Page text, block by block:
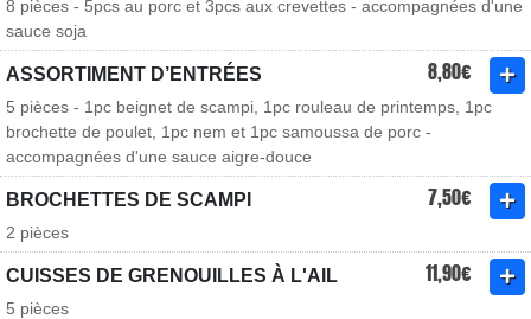
8 pièces - 5pcs au porc et 3pcs aux crevettes - accompagnées d'une
sauce soja
ASSORTIMENT D’ENTRÉES 8,80€
5 pièces - 1pc beignet de scampi, 1pc rouleau de printemps, 1pc
brochette de poulet, 1pc nem et 1pc samoussa de porc -
accompagnées d'une sauce aigre-douce
BROCHETTES DE SCAMPI 7,50€
2 pièces
CUISSES DE GRENOUILLES À L'AIL 11,90€
5 pièces